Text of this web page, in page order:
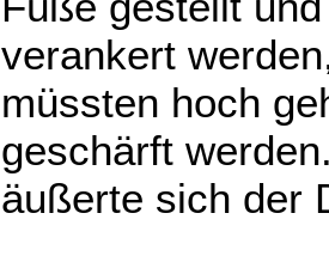
verankert
müssten hoch
geschärft
äußerte sich der